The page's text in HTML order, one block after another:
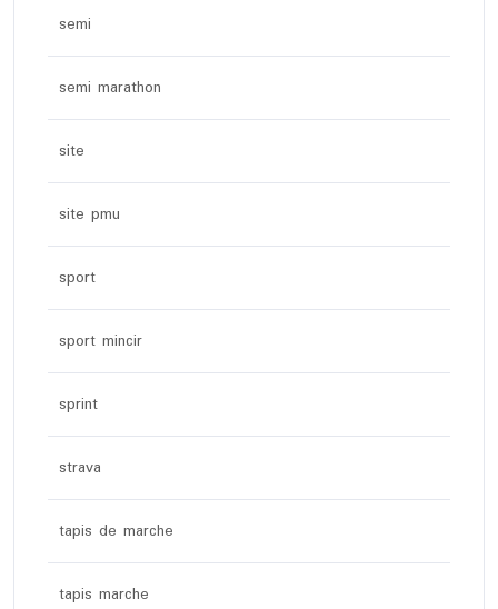
semi
semi marathon
site
site pmu
sport
sport mincir
sprint
strava
tapis de marche
tapis marche